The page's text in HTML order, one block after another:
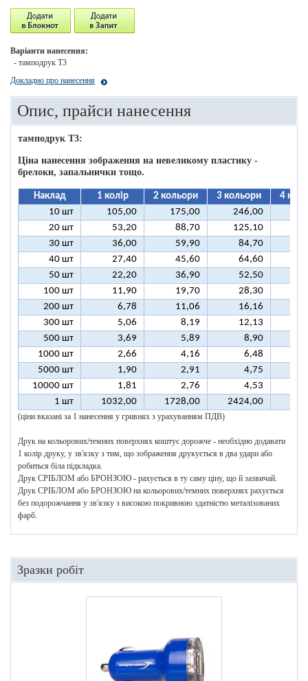
Варіанти нанесення:
- тамподрук T3
Докладно про нанесення
Опис, прайси нанесення
тамподрук T3:
Ціна нанесення зображення на невеликому пластику -
брелоки, запальнички тощо.
Наклад 1 колір 2 кольори 3 кольори
4
10 шт
105,00 175,00 246,00
20 шт
53,20 88,70 125,10
30 шт
36,00 59,90 84,70
40 шт
27,40 45,60 64,60
50 шт
22,20 36,90 52,50
100 шт
11,90 19,70 28,30
200 шт
6,78 11,06 16,16
300 шт
5,06 8,19 12,13
500 шт
3,69 5,89 8,90
1000 шт
2,66 4,16 6,48
5000 шт
1,90 2,91 4,75
10000 шт
1,81 2,76 4,53
1 шт
1032,00 1728,00 2424,00
(ціни вказані за 1 нанесення у гривнях з урахуванням ПДВ)
Друк на кольорових/темних поверхнях коштує дорожче - необхідно додавати
1 колір друку, у зв'язку з тим, що зображення друкується в два удари або
робиться біла підкладка.
Друк СРІБЛОМ або БРОНЗОЮ - рахується в ту саму ціну, що й зазвичай.
Друк СРІБЛОМ або БРОНЗОЮ на кольорових/темних поверхнях рахується
без подорожчання у зв'язку з високою покривною здатністю металізованих
фарб.
Зразки робіт